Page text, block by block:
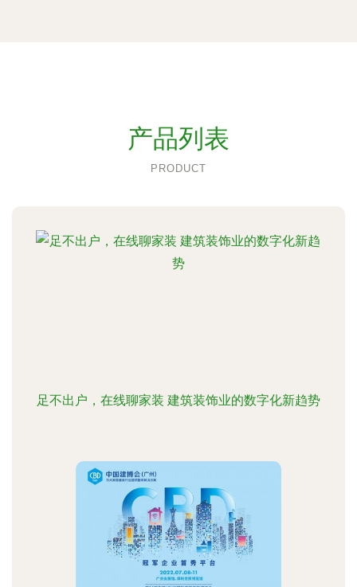
产品列表
PRODUCT
足不出户，在线聊家装 建筑装饰业的数字化新趋势